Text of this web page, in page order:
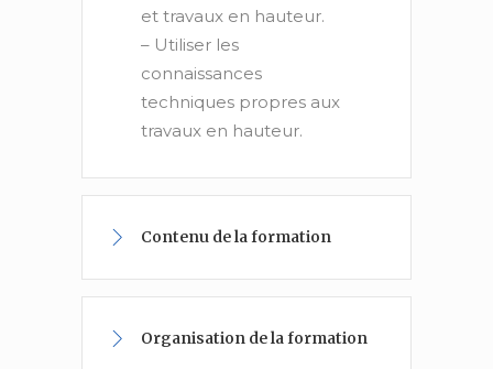
et travaux en hauteur.
– Utiliser les
connaissances
techniques propres aux
travaux en hauteur.
Contenu de la formation
Organisation de la formation